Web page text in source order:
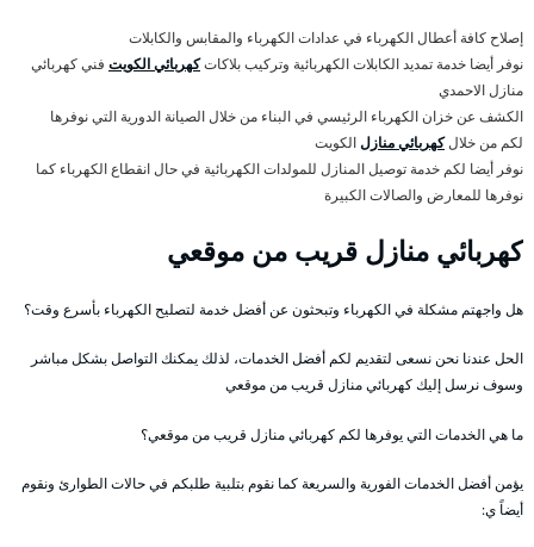
إصلاح كافة أعطال الكهرباء في عدادات الكهرباء والمقابس والكابلات
نوفر أيضا خدمة تمديد الكابلات الكهربائية وتركيب بلاكاتكهربائي الكويت فني كهربائي
منازل الاحمدي
الكشف عن خزان الكهرباء الرئيسي في البناء من خلال الصيانة الدورية التي نوفرها
لكم من خلالكهربائي منازلالكويت
نوفر أيضا لكم خدمة توصيل المنازل للمولدات الكهربائية في حال انقطاع الكهرباء كما
نوفرها للمعارض والصالات الكبيرة
كهربائي منازل قريب من موقعي
هل واجهتم مشكلة في الكهرباء وتبحثون عن أفضل خدمة لتصليح الكهرباء بأسرع وقت؟
الحل عندنا نحن نسعى لتقديم لكم أفضل الخدمات، لذلك يمكنك التواصل بشكل مباشر
وسوف نرسل إليك كهربائي منازل قريب من موقعي
ما هي الخدمات التي يوفرها لكم كهربائي منازل قريب من موقعي؟
يؤمن أفضل الخدمات الفورية والسريعة كما نقوم بتلبية طلبكم في حالات الطوارئ ونقوم
أيضاً ي: